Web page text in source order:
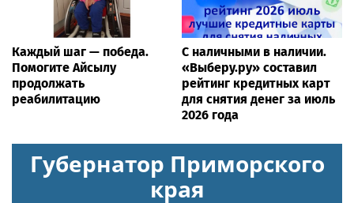
Каждый шаг — победа.
Помогите Айсылу
продолжать
реабилитацию
С наличными в наличии.
«Выберу.ру» составил
рейтинг кредитных карт
для снятия денег за июль
2026 года
Губернатор Приморского
края